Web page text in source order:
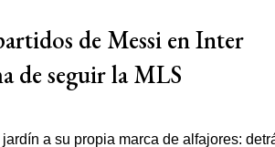
de Messi en Inter
de seguir la MLS